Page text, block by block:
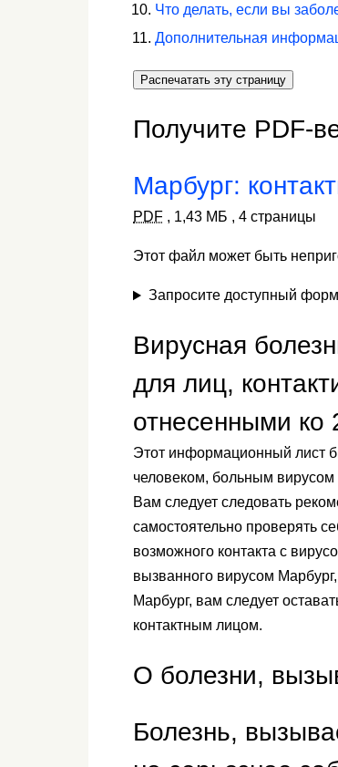
Что делать, если вы
Дополнительная
Распечатать эту страницу
Получите PDF-
Марбург:
PDF , 1,43 МБ , 4 страницы
Этот файл может быть
Запросите доступный
Вирусная
для лиц,
отнесенными ко
Этот информационный лист
человеком, больным
Вам следует следовать
самостоятельно проверять
возможного контакта с
вызванного вирусом
Марбург, вам следует
контактным лицом.
О болезни,
Болезнь,